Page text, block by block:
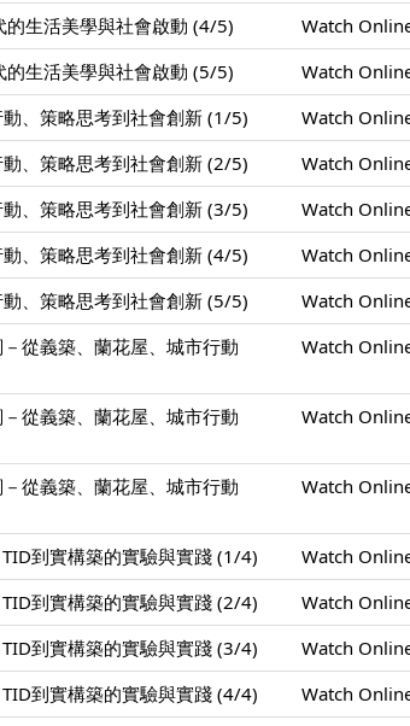
生活美學與社會啟動 (4/5)
Watch
生活美學與社會啟動 (5/5)
Watch
、策略思考到社會創新 (1/5)
Watch
、策略思考到社會創新 (2/5)
Watch
、策略思考到社會創新 (3/5)
Watch
、策略思考到社會創新 (4/5)
Watch
、策略思考到社會創新 (5/5)
Watch
從義築、蘭花屋、城市行動
Watch
從義築、蘭花屋、城市行動
Watch
從義築、蘭花屋、城市行動
Watch
到實構築的實驗與實踐 (1/4)
Watch
到實構築的實驗與實踐 (2/4)
Watch
到實構築的實驗與實踐 (3/4)
Watch
到實構築的實驗與實踐 (4/4)
Watch